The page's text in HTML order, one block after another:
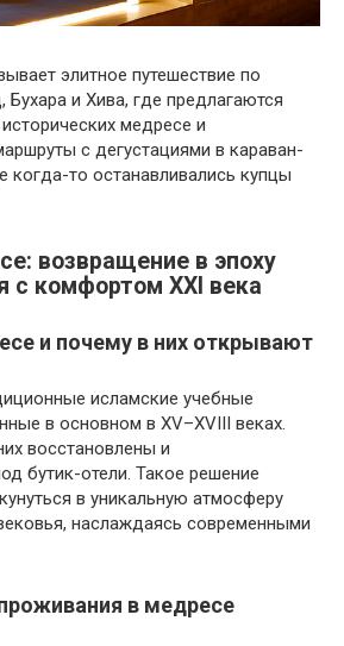
элитное путешествие по
и Хива, где предлагаются
медресе и
с дегустациями в караван-
когда-то останавливались купцы
возвращение в эпоху
с комфортом XXI века
и почему в них открывают
исламские учебные
в основном в XV–XVIII веках.
восстановлены и
бутик-отели. Такое решение
в уникальную атмосферу
наслаждаясь современными
в медресе